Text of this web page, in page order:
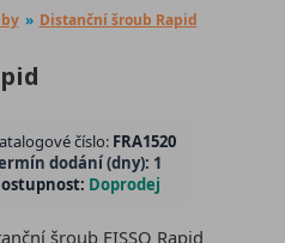
» Distanční šroub Rapid
číslo: FRA1520
dodání (dny): 1
Doprodej
šroub FISSO Rapid